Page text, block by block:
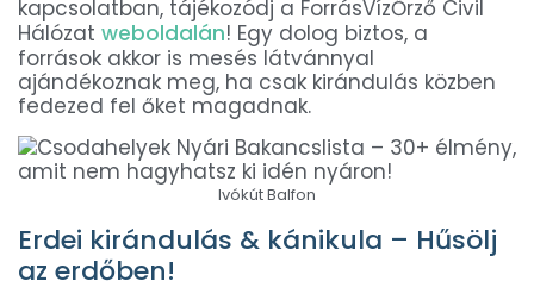
kapcsolatban, tájékozódj a ForrásVízŐrző Civil
Hálózat weboldalán! Egy dolog biztos, a
források akkor is mesés látvánnyal
ajándékoznak meg, ha csak kirándulás közben
fedezed fel őket magadnak.
Ivókút Balfon
Erdei kirándulás & kánikula – Hűsölj
az erdőben!